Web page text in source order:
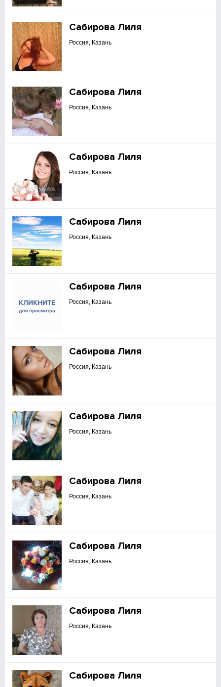
Сабирова Лиля
Россия, Казань
Сабирова Лиля
Россия, Казань
Сабирова Лиля
Россия, Казань
Сабирова Лиля
Россия, Казань
Сабирова Лиля
Россия, Казань
Сабирова Лиля
Россия, Казань
Сабирова Лиля
Россия, Казань
Сабирова Лиля
Россия, Казань
Сабирова Лиля
Россия, Казань
Сабирова Лиля
Россия, Казань
Сабирова Лиля